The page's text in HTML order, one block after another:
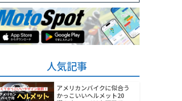
人気記事
アメリカンバイクに似合う
かっこいいヘルメット20